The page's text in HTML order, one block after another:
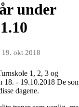
under
19. okt 2018
1, 2, 3 og
18. - 19.10.2018 De
dagene.